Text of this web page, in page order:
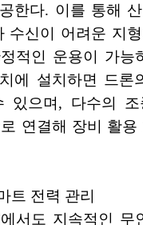
한다. 이를 통해
수신이 어려운 지
적인 운용이 가능
에 설치하면 드론
있으며, 다수의
연결해 장비 활용
트 전력 관리
서도 지속적인 무